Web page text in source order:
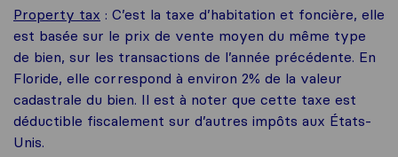
Property tax : C’est la taxe d’habitation et foncière, elle
est basée sur le prix de vente moyen du même type
de bien, sur les transactions de l’année précédente. En
Floride, elle correspond à environ 2% de la valeur
cadastrale du bien. Il est à noter que cette taxe est
déductible fiscalement sur d’autres impôts aux États-
Unis.